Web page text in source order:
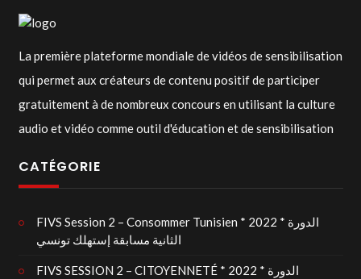
La première plateforme mondiale de vidéos de sensibilisation
qui permet aux créateurs de contenu positif de participer
gratuitement à de nombreux concours en utilisant la culture
audio et vidéo comme outil d'éducation et de sensibilisation
CATÉGORIE
FIVS Session 2 – Consommer Tunisien * 2022 * الدورة
الثانية مسابقة إستهلك تونسي
FIVS SESSION 2 – CITOYENNETÉ * 2022 * الدورة